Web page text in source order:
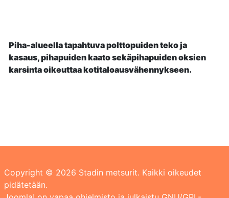
Piha-alueella tapahtuva polttopuiden teko ja
kasaus, pihapuiden kaato sekäpihapuiden oksien
karsinta oikeuttaa kotitaloausvähennykseen.
Copyright © 2026 Stadin metsurit. Kaikki oikeudet
pidätetään.